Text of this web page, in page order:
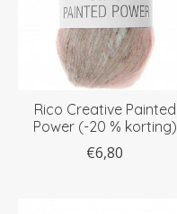
Rico Creative Painted
Power (-20 % korting)
€6,80